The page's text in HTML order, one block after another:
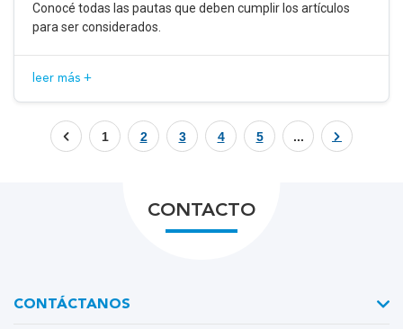
Conocé todas las pautas que deben cumplir los artículos
para ser considerados.
leer más +
1 2 3 4 5 ...
CONTACTO
CONTÁCTANOS